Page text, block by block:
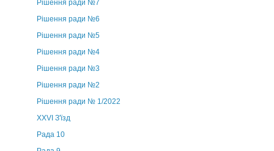
Рішення ради №7
Рішення ради №6
Рішення ради №5
Рішення ради №4
Рішення ради №3
Рішення ради №2
Рішення ради № 1/2022
XXVI З'їзд
Рада 10